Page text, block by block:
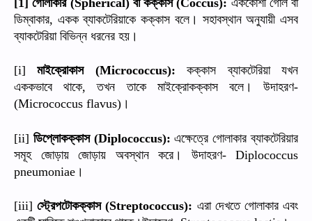
ডিম্বাকার, একক ব্যাকটেরিয়াকে কক্কাস বলে। সহাবস্থান অনুযায়ী এসব
ব্যাকটেরিয়া বিভিন্ন ধরনের হয়।
[i]মাইক্রোকাস(Micrococcus):কক্কাস ব্যাকটেরিয়া
যখন
এককভাবে
থাকে,তখন তাকে মাইক্রোকক্কাস বলে। উদাহরণ-
(Micrococcus flavus) ।
[ii] ডিপ্লোকক্কাস(Diplococcus):এক্ষেত্রে গোলাকার ব্যাকটেরিয়ার
সমূহ জোড়ায় জোড়ায় অবস্থান করে। উদাহরণ- Diplococcus
pneumoniae ।
[iii]স্ট্রেপটোকক্কাস(Streptococcus): এরা দেখতে গোলাকার এবং